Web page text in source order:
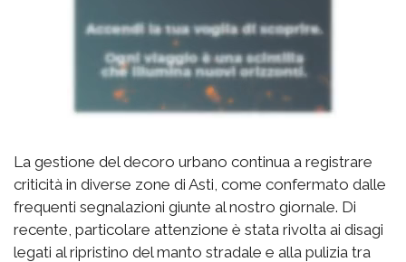
La gestione del decoro urbano continua a registrare
criticità in diverse zone di Asti, come confermato dalle
frequenti segnalazioni giunte al nostro giornale. Di
recente, particolare attenzione è stata rivolta ai disagi
legati al ripristino del manto stradale e alla pulizia tra